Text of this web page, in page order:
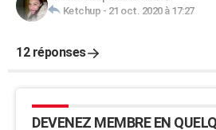
Ketchup - 21 oct. 2020 à 17:27
12 réponses
DEVENEZ MEMBRE EN